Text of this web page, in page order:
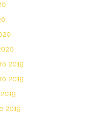
2019
2019
2019